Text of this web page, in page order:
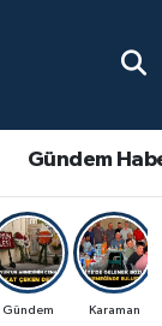
Gündem
Gündem Karaman